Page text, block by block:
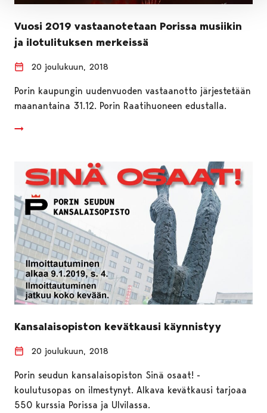
Vuosi 2019 vastaanotetaan Porissa musiikin
ja ilotulituksen merkeissä
20 joulukuun, 2018
Porin kaupungin uudenvuoden vastaanotto järjestetään
maanantaina 31.12. Porin Raatihuoneen edustalla.
Kansalaisopiston kevätkausi käynnistyy
20 joulukuun, 2018
Porin seudun kansalaisopiston Sinä osaat! -
koulutusopas on ilmestynyt. Alkava kevätkausi tarjoaa
550 kurssia Porissa ja Ulvilassa.